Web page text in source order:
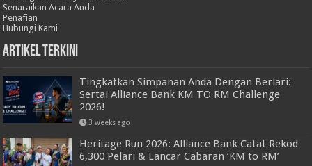
Senaraikan Acara Anda
Penafian
Hubungi Kami
Artikel Terkini
Tingkatkan Simpanan Anda Dengan Berlari:
Sertai Alliance Bank KM TO RM Challenge
2026!
3 weeks ago
Heritage Run 2026: Alliance Bank Catat Rekod
6,300 Pelari & Lancar Cabaran ‘KM to RM’